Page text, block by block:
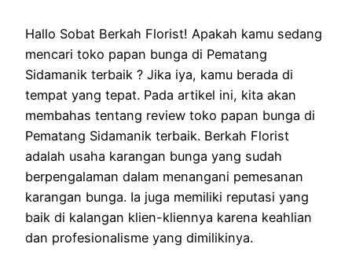
Hallo Sobat Berkah Florist! Apakah kamu sedang
mencari toko papan bunga di Pematang
Sidamanik terbaik ? Jika iya, kamu berada di
tempat yang tepat. Pada artikel ini, kita akan
membahas tentang review toko papan bunga di
Pematang Sidamanik terbaik. Berkah Florist
adalah usaha karangan bunga yang sudah
berpengalaman dalam menangani pemesanan
karangan bunga. Ia juga memiliki reputasi yang
baik di kalangan klien-kliennya karena keahlian
dan profesionalisme yang dimilikinya.